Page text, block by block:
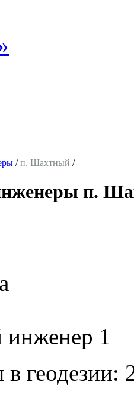
/п. Шахтный /
п.
инженер 1
геодезии: